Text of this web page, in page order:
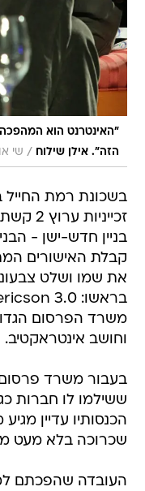
"האינטרנט הוא
הזה". אילן שילוח
/ שי
בשכונת רמת החייל
בניין חדש-ישן -
קבלת האישורים
את שמו ושלט צבעוני
משרד הפרסום
וחושב אינטראקטיב.
בעבור משרד
הכנסותיו עדיין
שכרוכה בלא מעט